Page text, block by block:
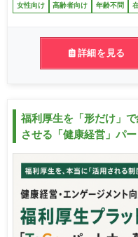
女性向け 高齢者向け 年齢不問
詳細を見る
福利厚生を「形だけ」
させる「健康経営」パ